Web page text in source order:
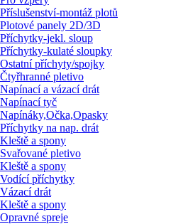
Příslušenství-montáž plotů
Plotové panely 2D/3D
Příchytky-jekl. sloup
Příchytky-kulaté sloupky
Ostatní příchyty/spojky
Čtyřhranné pletivo
Napínací a vázací drát
Napínací tyč
Napínáky,Očka,Opasky
Příchytky na nap. drát
Kleště a spony
Svařované pletivo
Kleště a spony
Vodící příchytky
Vázací drát
Kleště a spony
Opravné spreje